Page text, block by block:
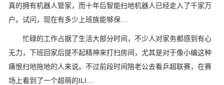
真的拥有机器人管家，而十年后智能扫地机器人已经走入了千家万
户。试问，现在有多少上班族能够保…
忙碌的工作占据了生活大部分时间，不少人对家务都感到有心
无力，下班回家后提不起精神来打扫房间，尤其是对于像小编这种
痛恨扫地拖地的人来说。不过前段时间陪老公去看乒超联赛，在赛
场上看到了一个超萌的ILI…